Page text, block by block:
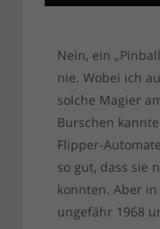
Nein, ein
nie. Wobei ich
solche Magier
Burschen
Flipper-
so gut, dass sie
konnten. Aber
ungefähr 1968